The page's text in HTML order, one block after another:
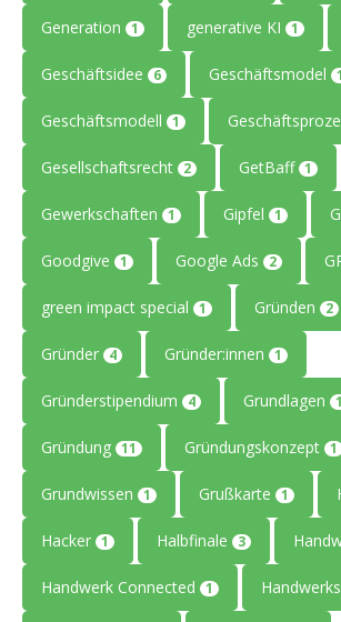
Generation 1 generative KI 1
Geschäftsidee 6 Geschäftsmodel
Geschäftsmodell 1
Gesellschaftsrecht 2 GetBaff 1
Gewerkschaften 1 Gipfel 1
Goodgive 1 Google Ads 2
green impact special 1 Gründen 2
Gründer 4 Gründer:innen 1
Gründerstipendium 4 Grundlagen
Gründung 11 Gründungskonzept 1
Grundwissen 1 Grußkarte 1
Hacker 1 Halbfinale 3
Handwerk Connected 1